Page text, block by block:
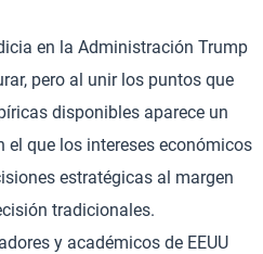
en la Administración Trump
pero al unir los puntos que
disponibles aparece un
el que los intereses económicos
estratégicas al margen
tradicionales.
y académicos de EEUU